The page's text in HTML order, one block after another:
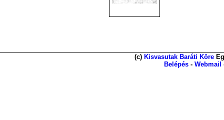
(c) Kisvasutak Baráti Köre
Belépés - Webmail